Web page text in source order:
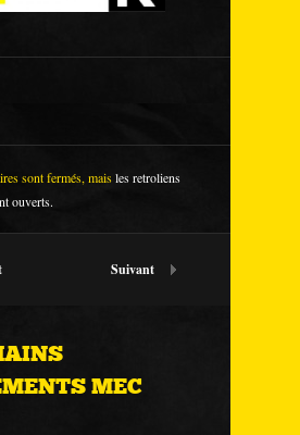
sont fermés, maisles retroliens
ouverts.
Suivant
MEC